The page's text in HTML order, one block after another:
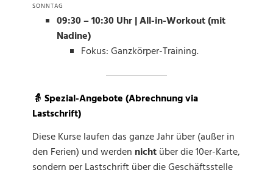
SONNTAG
09:30 – 10:30 Uhr | All-in-Workout (mit
Nadine)
Fokus: Ganzkörper-Training.
👵 Spezial-Angebote (Abrechnung via
Lastschrift)
Diese Kurse laufen das ganze Jahr über (außer in
den Ferien) und werden nichtüber die 10er-Karte,